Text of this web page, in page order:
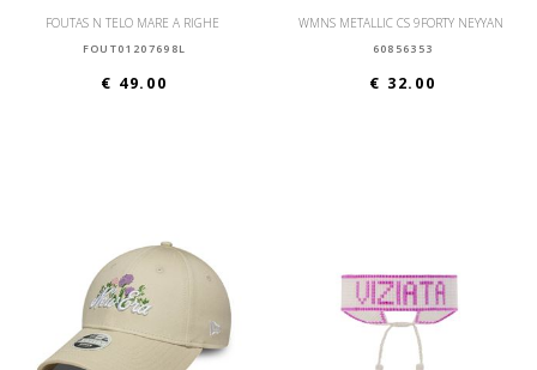
FOUTAS N TELO MARE A RIGHE
FOUT01207698L
€ 49.00
WMNS METALLIC CS 9FORTY NEYYAN
60856353
€ 32.00